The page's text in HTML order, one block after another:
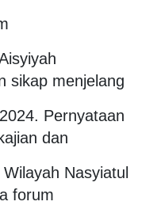
sikap menjelang
Pernyataan
dan
Nasyiatul
forum